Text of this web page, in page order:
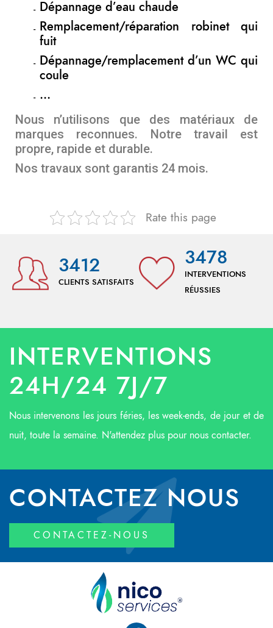
Dépannage d’eau chaude
Remplacement/réparation robinet qui
fuit
Dépannage/remplacement d’un WC qui
coule
…
Nous n’utilisons que des matériaux de
marques reconnues. Notre travail est
propre, rapide et durable.
Nos travaux sont garantis 24 mois.
Rate this page
3412
CLIENTS SATISFAITS
3478
INTERVENTIONS
RÉUSSIES
INTERVENTIONS
24H/24 7J/7
Nous intervenons les jours féries, les week-ends, de jour et de
nuit, toute la semaine. N'attendez plus pour nous contacter.
CONTACTEZ NOUS
CONTACTEZ-NOUS